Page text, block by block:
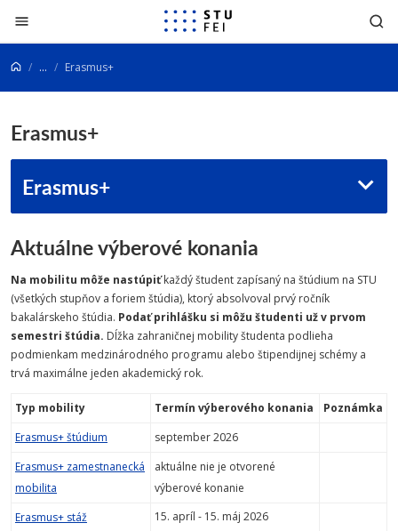
Prejsť na obsah
... Erasmus+
Erasmus+
Erasmus+
Aktuálne výberové konania
Na mobilitu môže nastúpiťkaždý študent zapísaný na štúdium na STU
(všetkých stupňov a foriem štúdia), ktorý absolvoval prvý ročník
bakalárskeho štúdia. Podať prihlášku si môžu študenti už v prvom
semestri štúdia. Dĺžka zahraničnej mobility študenta podlieha
podmienkam medzinárodného programu alebo štipendijnej schémy a
trvá maximálne jeden akademický rok.
Typ mobility Termín výberového konania
Poznámka
Erasmus+ štúdium
september 2026
Erasmus+ zamestnanecká
mobilita
aktuálne nie je otvorené
výberové konanie
Erasmus+ stáž
15. apríl - 15. máj 2026